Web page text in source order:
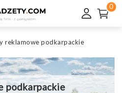
0
reklamowe podkarpackie
podkarpackie